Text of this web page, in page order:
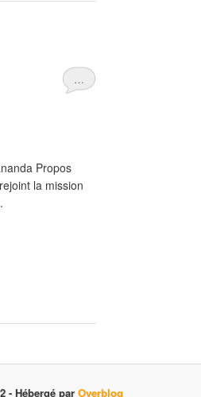
…
Propos
la mission
- Hébergé par Overblog